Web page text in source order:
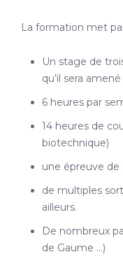
La formation met
Un stage de
qu’il sera
6 heures par
14 heures de
biotechnique)
une épreuve de
de multiples
ailleurs.
De nombreux
de Gaume …)